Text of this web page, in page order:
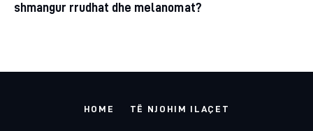
shmangur rrudhat dhe melanomat?
HOME TË NJOHIM ILAÇET